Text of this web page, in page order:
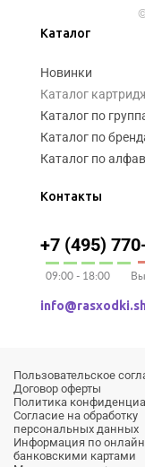
Каталог
Новинки
Каталог
Каталог по
Каталог по
Каталог по
Контакты
+7 (495)
09:00 - 18:00
Пользовательское
Договор оферты
Политика
Согласие на обработку
персональных данных
Информация по
банковскими картами